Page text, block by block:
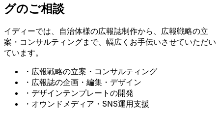
グのご相談
イディーでは、自治体様の広報誌制作から、広報戦略の立
案・コンサルティングまで、幅広くお手伝いさせていただい
ています。
・ 広報戦略の立案・コンサルティング
・ 広報誌の企画・編集・デザイン
・ デザインテンプレートの開発
・ オウンドメディア・SNS運用支援